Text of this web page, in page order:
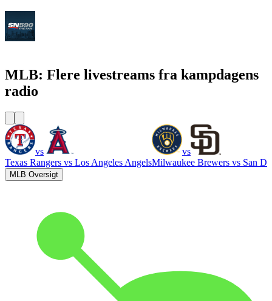
MLB: Flere livestreams fra kampdagens
radio
vs
Texas Rangers vs Los Angeles Angels
vs
Milwaukee Brewers vs San
MLB Oversigt